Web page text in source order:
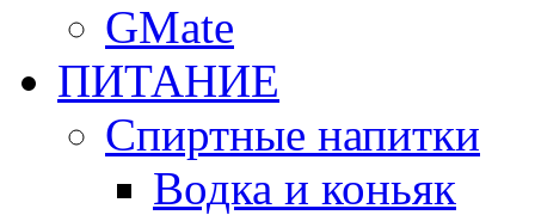
GMate
ПИТАНИЕ
Спиртные напитки
Водка и коньяк